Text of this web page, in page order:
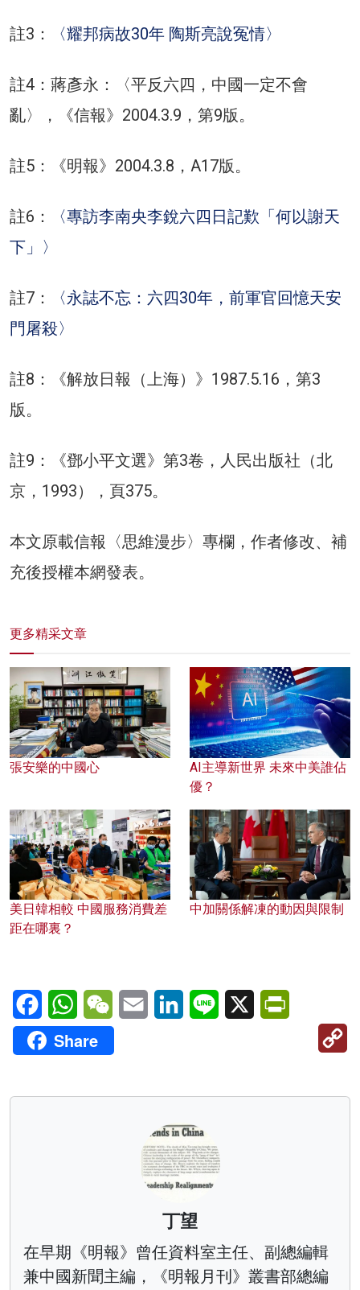
註3： 〈耀邦病故30年 陶斯亮說冤情〉
註4：蔣彥永：〈平反六四，中國一定不會
亂〉，《信報》2004.3.9，第9版。
註5：《明報》2004.3.8，A17版。
註6：
〈專訪李南央李銳六四日記歎「何以謝天
下」〉
註7：
〈永誌不忘：六四30年，前軍官回憶天安
門屠殺〉
註8：《解放日報（上海）》1987.5.16，第3
版。
註9：《鄧小平文選》第3卷，人民出版社（北
京，1993），頁375。
本文原載信報〈思維漫步〉專欄，作者修改、補
充後授權本網發表。
更多精采文章
張安樂的中國心
AI主導新世界 未來中美誰佔
優？
美日韓相較 中國服務消費差
距在哪裏？
中加關係解凍的動因與限制
FacebookWhatsAppWeChatEmail LinkedInLine X
Share
丁望
在早期《明報》曾任資料室主任、副總編輯
兼中國新聞主編，《明報月刊》叢書部總編